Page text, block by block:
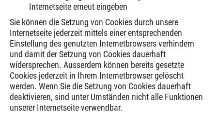
Internetseite erneut eingeben
Sie können die Setzung von Cookies durch unsere
Internetseite jederzeit mittels einer entsprechenden
Einstellung des genutzten Internetbrowsers verhindern
und damit der Setzung von Cookies dauerhaft
widersprechen. Ausserdem können bereits gesetzte
Cookies jederzeit in Ihrem Internetbrowser gelöscht
werden. Wenn Sie die Setzung von Cookies dauerhaft
deaktivieren, sind unter Umständen nicht alle Funktionen
unserer Internetseite verwendbar.